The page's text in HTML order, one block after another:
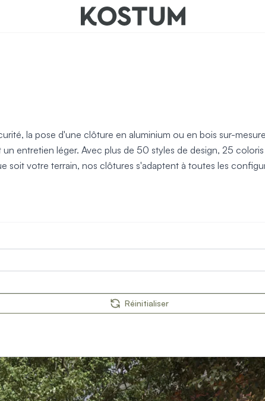
et pare-vent
la pose d'une clôture en aluminium ou en bois sur-
entretien léger. Avec plus de 50 styles de design, 25
soit votre terrain, nos clôtures s'adaptent à toutes les
Réinitialiser